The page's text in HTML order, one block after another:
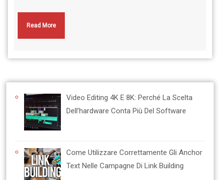
Read More
Video Editing 4K E 8K: Perché La Scelta
Dell’hardware Conta Più Del Software
Come Utilizzare Correttamente Gli Anchor
Text Nelle Campagne Di Link Building